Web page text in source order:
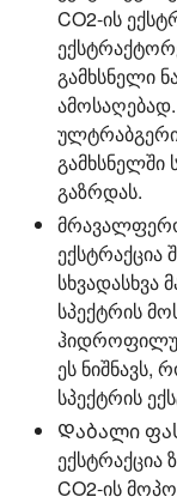
CO2-ის
გამხსნელი
გამხსნელში
გაზრდას.
ექსტრაქცია
სხვადასხვა
სპექტრის
ეს ნიშნავს,
სპექტრის
Დაბალი
CO2-ის